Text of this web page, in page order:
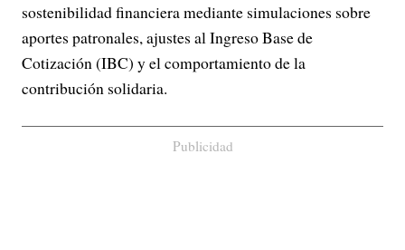
sostenibilidad financiera mediante simulaciones sobre
aportes patronales, ajustes al Ingreso Base de
Cotización (IBC) y el comportamiento de la
contribución solidaria.
Publicidad